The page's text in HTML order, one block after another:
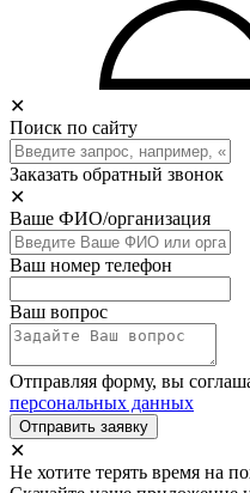
✕
Поиск по сайту
Заказать обратный звонок
✕
Ваше ФИО/организация
Ваш номер телефон
Ваш вопрос
Отправляя форму, вы
персональных данных
Отправить заявку
✕
Не хотите терять время на